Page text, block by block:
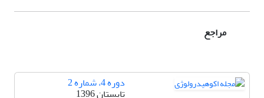
مراجع
دوره 4، شماره 2
تابستان 1396